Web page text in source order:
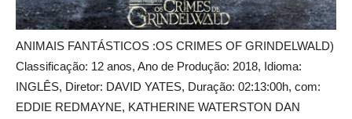
ANIMAIS FANTÁSTICOS :OS CRIMES OF GRINDELWALD)
Classificação: 12 anos, Ano de Produção: 2018, Idioma:
INGLÊS, Diretor: DAVID YATES, Duração: 02:13:00h, com:
EDDIE REDMAYNE, KATHERINE WATERSTON DAN